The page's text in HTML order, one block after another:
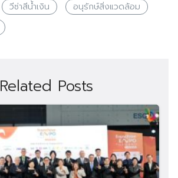
วีซ่าสีน้ำเงิน
อนุรักษ์สิ่งแวดล้อม
Related Posts